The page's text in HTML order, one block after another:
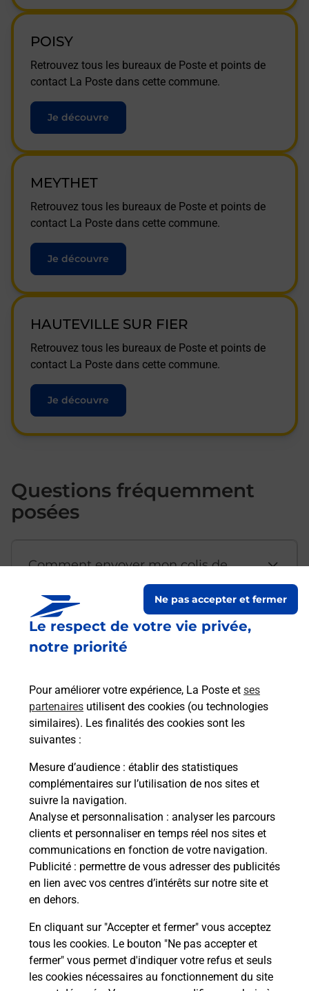
Le respect de votre vie privée,
notre priorité
Pour améliorer votre expérience, La Poste et ses
partenaires utilisent des cookies (ou technologies
similaires). Les finalités des cookies sont les
suivantes :
Mesure d’audience : établir des statistiques
complémentaires sur l’utilisation de nos sites et
suivre la navigation.
Analyse et personnalisation : analyser les parcours
clients et personnaliser en temps réel nos sites et
communications en fonction de votre navigation.
Publicité : permettre de vous adresser des publicités
en lien avec vos centres d’intérêts sur notre site et
en dehors.
En cliquant sur "Accepter et fermer" vous acceptez
tous les cookies. Le bouton "Ne pas accepter et
fermer" vous permet d'indiquer votre refus et seuls
les cookies nécessaires au fonctionnement du site
Ne pas accepter et fermer
POISY
Retrouvez tous les bureaux de Poste et points de
contact La Poste dans cette commune.
Je découvre
MEYTHET
Retrouvez tous les bureaux de Poste et points de
contact La Poste dans cette commune.
Je découvre
HAUTEVILLE SUR FIER
Retrouvez tous les bureaux de Poste et points de
contact La Poste dans cette commune.
Je découvre
Questions fréquemment
posées
Comment envoyer mon colis de
Est-il possible d’acheter un
emballage directement depuis un
Comment demander une
modification de livraison ?
Comment La Poste participe-t-elle
à votre sécurité au quotidien ?
Puis-je passer mon code de la route
avec La Poste et sous quelles
conditions ?
Localiser Liste Haute-Savoie CHAVANOD